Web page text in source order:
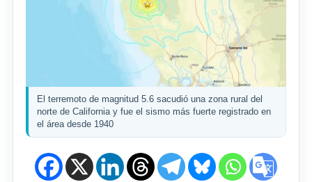
El terremoto de magnitud 5.6 sacudió una zona rural del
norte de California y fue el sismo más fuerte registrado en
el área desde 1940